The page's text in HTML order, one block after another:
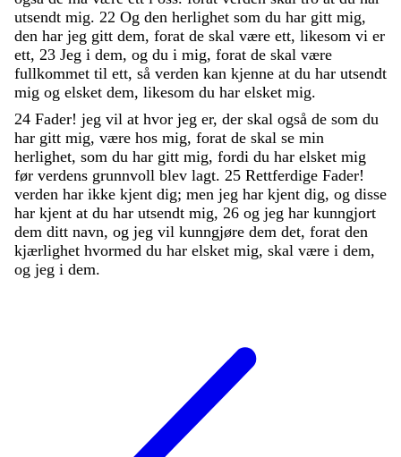
utsendt mig. 22 Og den herlighet som du har gitt mig,
den har jeg gitt dem, forat de skal være ett, likesom vi er
ett, 23 Jeg i dem, og du i mig, forat de skal være
fullkommet til ett, så verden kan kjenne at du har utsendt
mig og elsket dem, likesom du har elsket mig.
24 Fader! jeg vil at hvor jeg er, der skal også de som du
har gitt mig, være hos mig, forat de skal se min
herlighet, som du har gitt mig, fordi du har elsket mig
før verdens grunnvoll blev lagt. 25 Rettferdige Fader!
verden har ikke kjent dig; men jeg har kjent dig, og disse
har kjent at du har utsendt mig, 26 og jeg har kunngjort
dem ditt navn, og jeg vil kunngjøre dem det, forat den
kjærlighet hvormed du har elsket mig, skal være i dem,
og jeg i dem.